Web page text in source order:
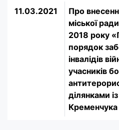
11.03.2021
Про
міської
2018 року
порядок
інвалідів
учасників
ділянками
Кременчука